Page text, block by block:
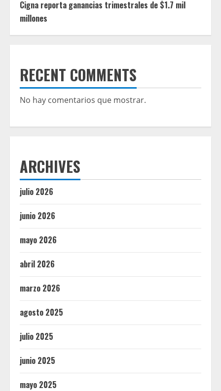
Cigna reporta ganancias trimestrales de $1.7 mil
millones
RECENT COMMENTS
No hay comentarios que mostrar.
ARCHIVES
julio 2026
junio 2026
mayo 2026
abril 2026
marzo 2026
agosto 2025
julio 2025
junio 2025
mayo 2025